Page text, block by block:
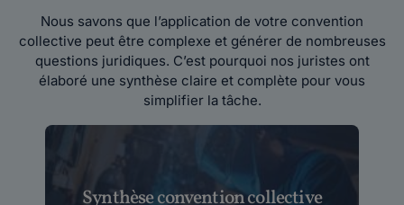
Nous savons que l’application de votre convention
collective peut être complexe et générer de nombreuses
questions juridiques. C’est pourquoi nos juristes ont
élaboré une synthèse claire et complète pour vous
simplifier la tâche.
Synthèse convention collective